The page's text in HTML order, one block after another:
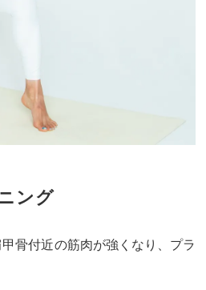
ング
甲骨付近の筋肉が強くなり、プラ